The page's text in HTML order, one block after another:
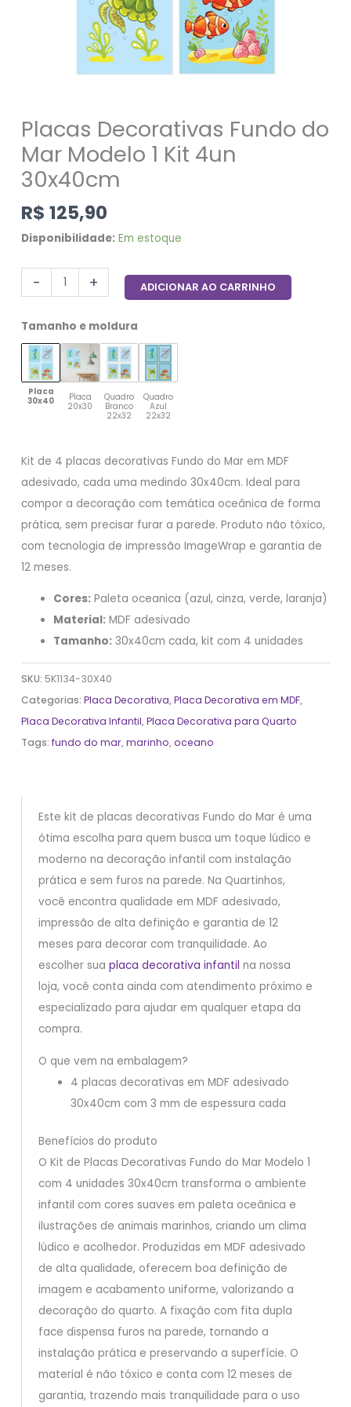
Placas Decorativas Fundo do
Mar Modelo 1 Kit 4un
30x40cm
R$ 125,90
Disponibilidade: Em estoque
- + ADICIONAR AO CARRINHO
Tamanho e moldura
Placa
30x40
Placa
20x30
Quadro
Branco
22x32
Quadro
Azul
22x32
Kit de 4 placas decorativas Fundo do Mar em MDF
adesivado, cada uma medindo 30x40cm. Ideal para
compor a decoração com temática oceânica de forma
prática, sem precisar furar a parede. Produto não tóxico,
com tecnologia de impressão ImageWrap e garantia de
12 meses.
Cores: Paleta oceanica (azul, cinza, verde, laranja)
Material: MDF adesivado
Tamanho: 30x40cm cada, kit com 4 unidades
SKU: 5K1134-30X40
Categorias:Placa Decorativa,Placa Decorativa em MDF,
Placa Decorativa Infantil,Placa Decorativa para Quarto
Tags:fundo do mar,marinho,oceano
Este kit de placas decorativas Fundo do Mar é uma
ótima escolha para quem busca um toque lúdico e
moderno na decoração infantil com instalação
prática e sem furos na parede. Na Quartinhos,
você encontra qualidade em MDF adesivado,
impressão de alta definição e garantia de 12
meses para decorar com tranquilidade. Ao
escolher sua placa decorativa infantil na nossa
loja, você conta ainda com atendimento próximo e
especializado para ajudar em qualquer etapa da
compra.
O que vem na embalagem?
4 placas decorativas em MDF adesivado
30x40cm com 3 mm de espessura cada
Benefícios do produto
O Kit de Placas Decorativas Fundo do Mar Modelo 1
com 4 unidades 30x40cm transforma o ambiente
infantil com cores suaves em paleta oceânica e
ilustrações de animais marinhos, criando um clima
lúdico e acolhedor. Produzidas em MDF adesivado
de alta qualidade, oferecem boa definição de
imagem e acabamento uniforme, valorizando a
decoração do quarto. A fixação com fita dupla
face dispensa furos na parede, tornando a
instalação prática e preservando a superfície. O
material é não tóxico e conta com 12 meses de
garantia, trazendo mais tranquilidade para o uso